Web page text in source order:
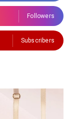
Followers
Subscribers